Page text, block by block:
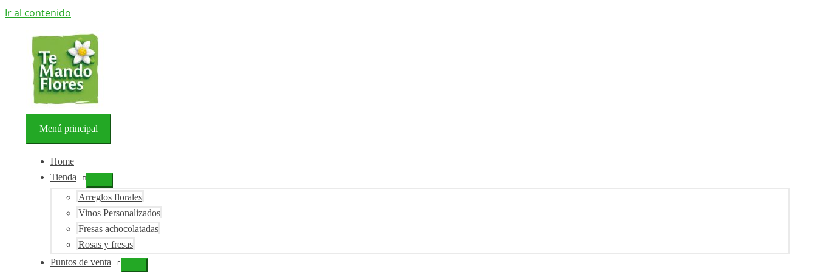
Ir al contenido
Menú principal
Home
Tienda
Arreglos florales
Vinos Personalizados
Fresas achocolatadas
Rosas y fresas
Puntos de venta